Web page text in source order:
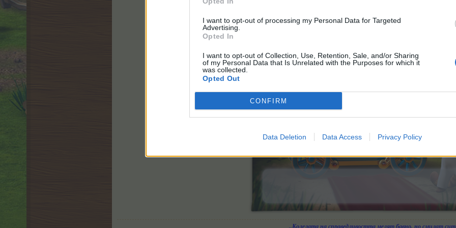
I want to opt-out of processing my Personal Data for Targeted
Advertising.
Opted In
I want to opt-out of Collection, Use, Retention, Sale, and/or Sharing
of my Personal Data that Is Unrelated with the Purposes for which it
was collected.
Opted Out
CONFIRM
Data Deletion Data Access Privacy Policy
Късмет!
„Колелата на справедливостта мелят бавно, но смилат